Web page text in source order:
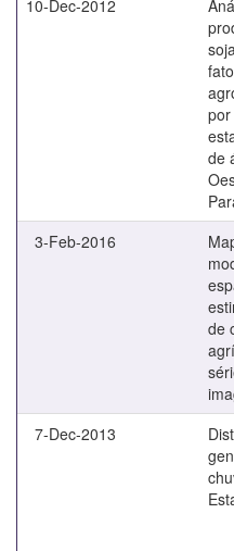
10-Dec-2012
de
3-Feb-2016
de
7-Dec-2013